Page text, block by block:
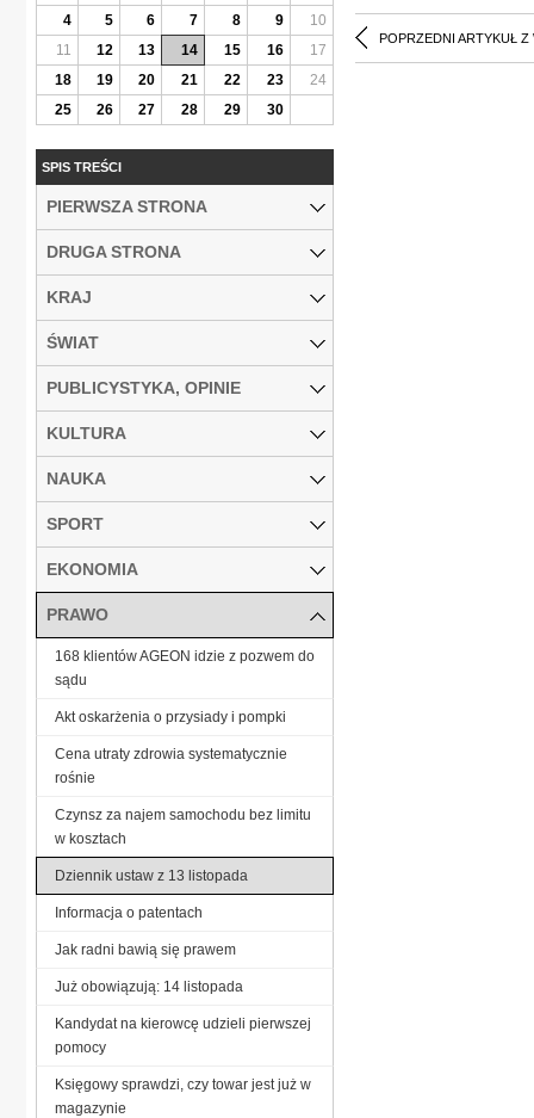
POPRZEDNI ARTYKUŁ Z
4
5 6 7 8 9
10
11
12 13 14 15 16
17
18
19 20 21 22 23
24
25
26 27 28 29 30
SPIS TREŚCI
PIERWSZA STRONA
DRUGA STRONA
KRAJ
ŚWIAT
PUBLICYSTYKA, OPINIE
KULTURA
NAUKA
SPORT
EKONOMIA
PRAWO
168 klientów AGEON idzie z pozwem do
sądu
Akt oskarżenia o przysiady i pompki
Cena utraty zdrowia systematycznie
rośnie
Czynsz za najem samochodu bez limitu
w kosztach
Dziennik ustaw z 13 listopada
Informacja o patentach
Jak radni bawią się prawem
Już obowiązują: 14 listopada
Kandydat na kierowcę udzieli pierwszej
pomocy
Księgowy sprawdzi, czy towar jest już w
magazynie